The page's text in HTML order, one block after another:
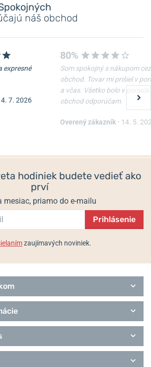
náš obchod
expresné
7. 2026
80%
Som spokojný s nákupom cez
obchod. Tovar mi prišiel v
a včas. Všetko bolo v
obchod odporúčam.
Overený zákazník • 14. 5.
hodiniek budete vedieť ako
prví
mesiac, priamo do e-mailu
Prihlásenie
zaujímavých noviniek.